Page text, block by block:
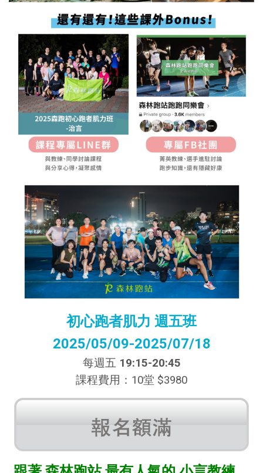
初心跑者肌力 週五班
2025/05/09-2025/07/18
每週五 19:15-20:45
課程費用：10堂 $3980